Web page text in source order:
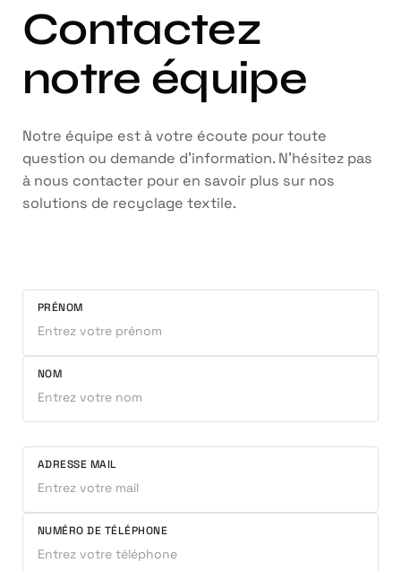
Contactez
notre équipe
Notre équipe est à votre écoute pour toute
question ou demande d’information. N’hésitez pas
à nous contacter pour en savoir plus sur nos
solutions de recyclage textile.
PRÉNOM
NOM
ADRESSE MAIL
NUMÉRO DE TÉLÉPHONE